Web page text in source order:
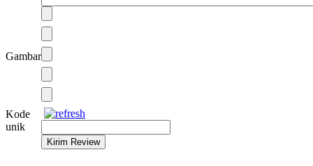
Gambar
Kode
unik